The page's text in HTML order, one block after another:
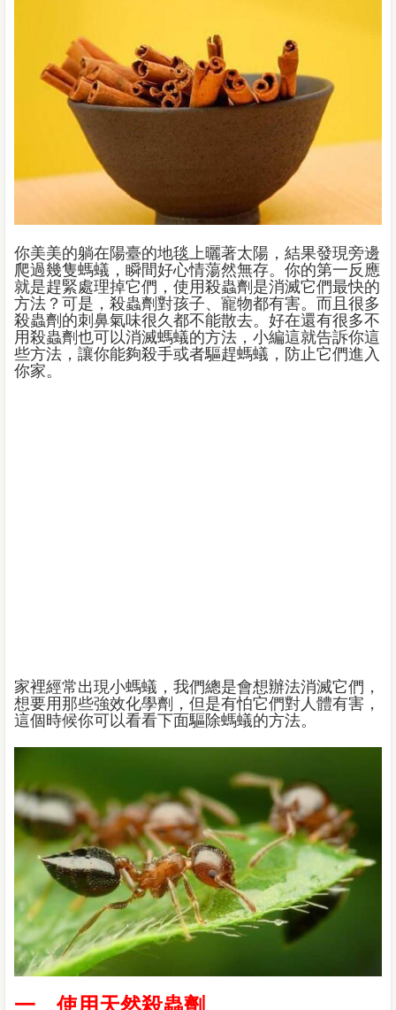
你美美的躺在陽臺的地毯上曬著太陽，結果發現旁邊
爬過幾隻螞蟻，瞬間好心情蕩然無存。你的第一反應
就是趕緊處理掉它們，使用殺蟲劑是消滅它們最快的
方法？可是，殺蟲劑對孩子、寵物都有害。而且很多
殺蟲劑的刺鼻氣味很久都不能散去。好在還有很多不
用殺蟲劑也可以消滅螞蟻的方法，小編這就告訴你這
些方法，讓你能夠殺手或者驅趕螞蟻，防止它們進入
你家。
家裡經常出現小螞蟻，我們總是會想辦法消滅它們，
想要用那些強效化學劑，但是有怕它們對人體有害，
這個時候你可以看看下面驅除螞蟻的方法。